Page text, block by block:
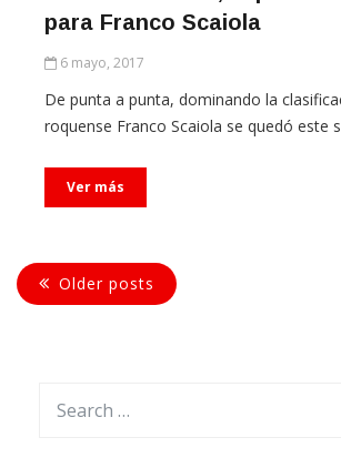
para Franco Scaiola
6 mayo, 2017
De punta a punta, dominando la
roquense Franco Scaiola se quedó este
Ver más
Older posts